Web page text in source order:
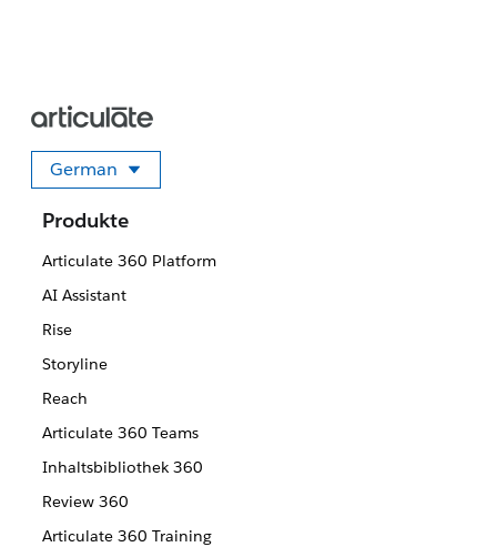
German
Sprache auswählen
Produkte
Articulate 360 Platform
AI Assistant
Rise
Storyline
Reach
Articulate 360 Teams
Inhaltsbibliothek 360
Review 360
Articulate 360 Training